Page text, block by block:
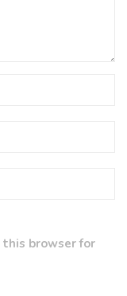
this browser for